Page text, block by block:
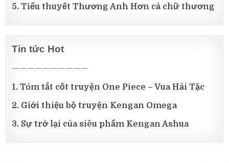
5. Tiểu thuyết Thương Anh Hơn cả chữ thương
Tin tức Hot
——————————
1. Tóm tắt cốt truyện One Piece – Vua Hải Tặc
2. Giới thiệu bộ truyện Kengan Omega
3. Sự trở lại của siêu phẩm Kengan Ashua